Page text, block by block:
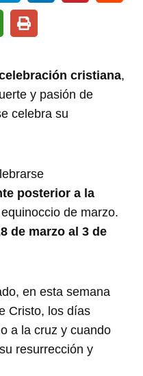
cristiana,
y pasión de
celebra su
posterior a la
de marzo.
de marzo al 3 de
en esta semana
Cristo, los días
a la cruz y cuando
resurrección y